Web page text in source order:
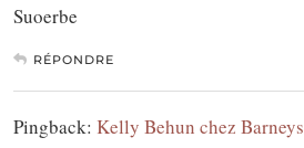
Suoerbe
RÉPONDRE
Pingback: Kelly Behun chez